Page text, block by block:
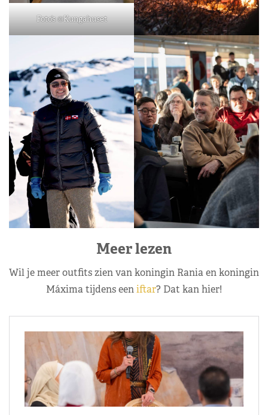
Foto’s ©Kungahuset
Meer lezen
Wil je meer outfits zien van koningin Rania en koningin
Máxima tijdens eeniftar? Dat kan hier!